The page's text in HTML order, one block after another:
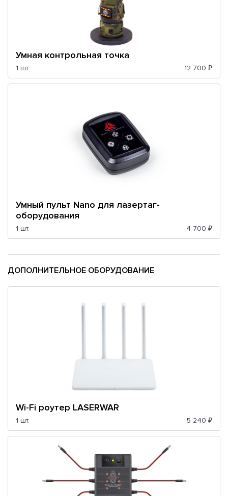
Умная контрольная точка
1 шт. 12 700 ₽
Умный пульт Nano для лазертаг-
оборудования
1 шт. 4 700 ₽
ДОПОЛНИТЕЛЬНОЕ ОБОРУДОВАНИЕ
Wi-Fi роутер LASERWAR
1 шт. 5 240 ₽